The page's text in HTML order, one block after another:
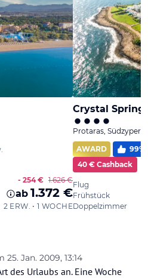
25. Jan. 2009, 13:14
von
des Urlaubs an. Eine Woche